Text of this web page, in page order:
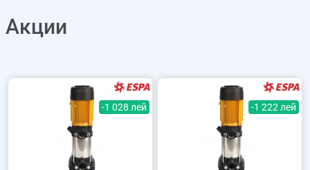
Акции
-1 028 лей -1 222 лей